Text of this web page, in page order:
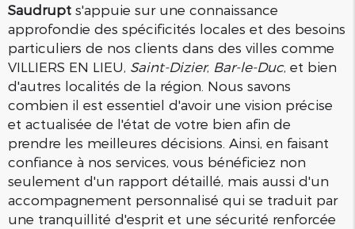
Saudrupt s'appuie sur une connaissance
approfondie des spécificités locales et des besoins
particuliers de nos clients dans des villes comme
VILLIERS EN LIEU, Saint-Dizier, Bar-le-Duc, et bien
d'autres localités de la région. Nous savons
combien il est essentiel d'avoir une vision précise
et actualisée de l'état de votre bien afin de
prendre les meilleures décisions. Ainsi, en faisant
confiance à nos services, vous bénéficiez non
seulement d'un rapport détaillé, mais aussi d'un
accompagnement personnalisé qui se traduit par
une tranquillité d'esprit et une sécurité renforcée